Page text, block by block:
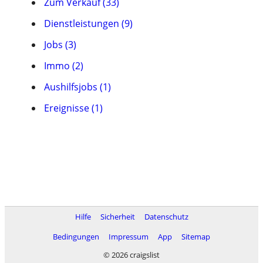
Dienstleistungen (9)
Jobs (3)
Immo (2)
Aushilfsjobs (1)
Ereignisse (1)
Hilfe Sicherheit
Datenschutz
Bedingungen
Impressum App
Sitemap
© 2026 craigslist